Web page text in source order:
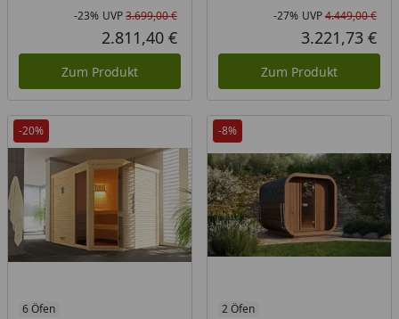
Rabatt in Prozent
-23%
Ursprünglicher Preis
UVP3.699,00 €
Aktueller Preis
2.811,40 €
Zum Produkt
-27% UVP4.449,00 €
3.221,73 €
Zum Produkt
-20%
6 Öfen
-8%
2 Öfen